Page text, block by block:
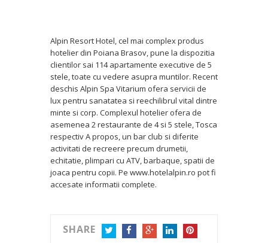
Alpin Resort Hotel, cel mai complex produs
hotelier din Poiana Brasov, pune la dispozitia
clientilor sai 114 apartamente executive de 5
stele, toate cu vedere asupra muntilor. Recent
deschis Alpin Spa Vitarium ofera servicii de
lux pentru sanatatea si reechilibrul vital dintre
minte si corp. Complexul hotelier ofera de
asemenea 2 restaurante de 4 si 5 stele, Tosca
respectiv A propos, un bar club si diferite
activitati de recreere precum drumetii,
echitatie, plimpari cu ATV, barbaque, spatii de
joaca pentru copii. Pe www.hotelalpin.ro pot fi
accesate informatii complete.
SHARE